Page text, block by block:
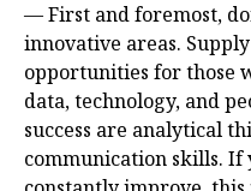
— First and foremost,
innovative areas.
opportunities for those
data, technology, and
success are analytical
communication skills. If